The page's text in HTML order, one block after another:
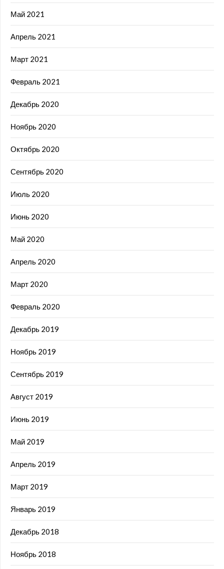
Май 2021
Апрель 2021
Март 2021
Февраль 2021
Декабрь 2020
Ноябрь 2020
Октябрь 2020
Сентябрь 2020
Июль 2020
Июнь 2020
Май 2020
Апрель 2020
Март 2020
Февраль 2020
Декабрь 2019
Ноябрь 2019
Сентябрь 2019
Август 2019
Июнь 2019
Май 2019
Апрель 2019
Март 2019
Январь 2019
Декабрь 2018
Ноябрь 2018